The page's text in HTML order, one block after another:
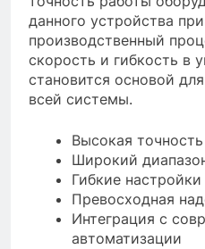
данного устройства
производственный
скорость и гибкость в
становится основой
всей системы.
Высокая
Широкий
Гибкие
Превосходная
Интеграция с
автоматизации